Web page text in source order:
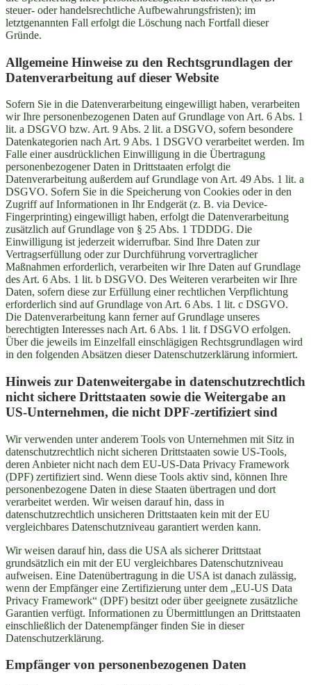
steuer- oder handelsrechtliche Aufbewahrungsfristen); im
letztgenannten Fall erfolgt die Löschung nach Fortfall dieser
Gründe.
Allgemeine Hinweise zu den Rechtsgrundlagen der
Datenverarbeitung auf dieser Website
Sofern Sie in die Datenverarbeitung eingewilligt haben, verarbeiten
wir Ihre personenbezogenen Daten auf Grundlage von Art. 6 Abs. 1
lit. a DSGVO bzw. Art. 9 Abs. 2 lit. a DSGVO, sofern besondere
Datenkategorien nach Art. 9 Abs. 1 DSGVO verarbeitet werden. Im
Falle einer ausdrücklichen Einwilligung in die Übertragung
personenbezogener Daten in Drittstaaten erfolgt die
Datenverarbeitung außerdem auf Grundlage von Art. 49 Abs. 1 lit. a
DSGVO. Sofern Sie in die Speicherung von Cookies oder in den
Zugriff auf Informationen in Ihr Endgerät (z. B. via Device-
Fingerprinting) eingewilligt haben, erfolgt die Datenverarbeitung
zusätzlich auf Grundlage von § 25 Abs. 1 TDDDG. Die
Einwilligung ist jederzeit widerrufbar. Sind Ihre Daten zur
Vertragserfüllung oder zur Durchführung vorvertraglicher
Maßnahmen erforderlich, verarbeiten wir Ihre Daten auf Grundlage
des Art. 6 Abs. 1 lit. b DSGVO. Des Weiteren verarbeiten wir Ihre
Daten, sofern diese zur Erfüllung einer rechtlichen Verpflichtung
erforderlich sind auf Grundlage von Art. 6 Abs. 1 lit. c DSGVO.
Die Datenverarbeitung kann ferner auf Grundlage unseres
berechtigten Interesses nach Art. 6 Abs. 1 lit. f DSGVO erfolgen.
Über die jeweils im Einzelfall einschlägigen Rechtsgrundlagen wird
in den folgenden Absätzen dieser Datenschutzerklärung informiert.
Hinweis zur Datenweitergabe in datenschutzrechtlich
nicht sichere Drittstaaten sowie die Weitergabe an
US-Unternehmen, die nicht DPF-zertifiziert sind
Wir verwenden unter anderem Tools von Unternehmen mit Sitz in
datenschutzrechtlich nicht sicheren Drittstaaten sowie US-Tools,
deren Anbieter nicht nach dem EU-US-Data Privacy Framework
(DPF) zertifiziert sind. Wenn diese Tools aktiv sind, können Ihre
personenbezogene Daten in diese Staaten übertragen und dort
verarbeitet werden. Wir weisen darauf hin, dass in
datenschutzrechtlich unsicheren Drittstaaten kein mit der EU
vergleichbares Datenschutzniveau garantiert werden kann.
Wir weisen darauf hin, dass die USA als sicherer Drittstaat
grundsätzlich ein mit der EU vergleichbares Datenschutzniveau
aufweisen. Eine Datenübertragung in die USA ist danach zulässig,
wenn der Empfänger eine Zertifizierung unter dem „EU-US Data
Privacy Framework“ (DPF) besitzt oder über geeignete zusätzliche
Garantien verfügt. Informationen zu Übermittlungen an Drittstaaten
einschließlich der Datenempfänger finden Sie in dieser
Datenschutzerklärung.
Empfänger von personenbezogenen Daten